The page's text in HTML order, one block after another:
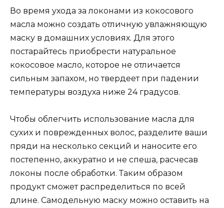
Во время ухода за локонами из кокосового
масла можно создать отличную увлажняющую
маску в домашних условиях. Для этого
постарайтесь приобрести натуральное
кокосовое масло, которое не отличается
сильным запахом, но твердеет при падении
температуры воздуха ниже 24 градусов.
Чтобы облегчить использование масла для
сухих и поврежденных волос, разделите ваши
пряди на несколько секций и наносите его
постепенно, аккуратно и не спеша, расчесав
локоны после обработки. Таким образом
продукт сможет распределиться по всей
длине. Самодельную маску можно оставить на